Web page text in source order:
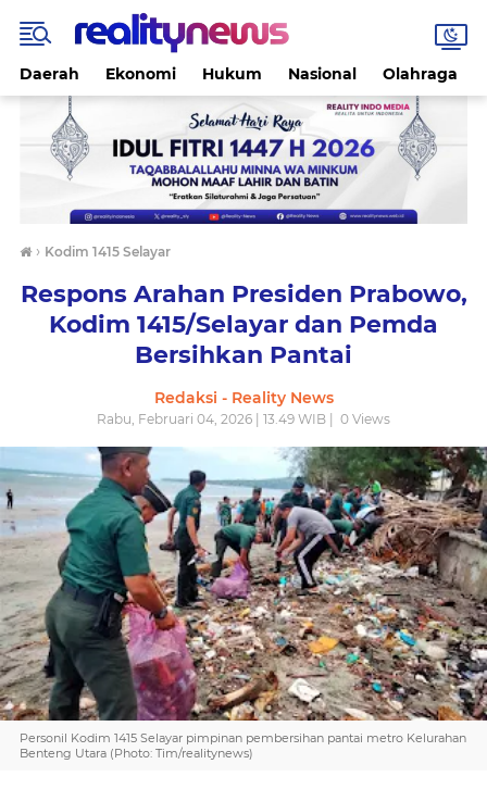
Daerah Ekonomi Hukum Nasional Olahraga
› Kodim 1415 Selayar
Respons Arahan Presiden Prabowo,
Kodim 1415/Selayar dan Pemda
Bersihkan Pantai
Redaksi - Reality News
Rabu, Februari 04, 2026 | 13.49 WIB | 0 Views
Personil Kodim 1415 Selayar pimpinan pembersihan pantai metro Kelurahan
Benteng Utara (Photo: Tim/realitynews)